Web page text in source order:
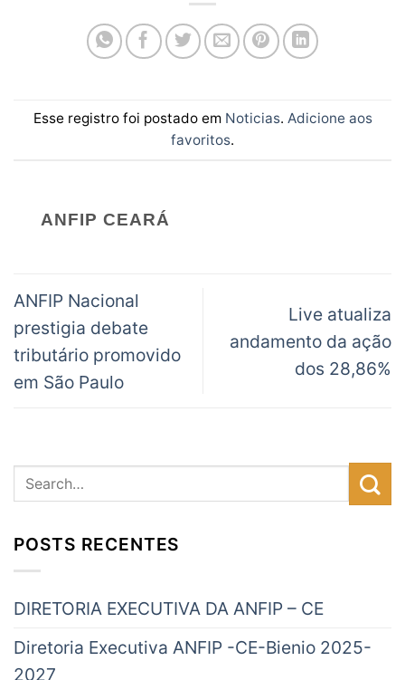
Esse registro foi postado em Noticias. Adicione aos
favoritos.
ANFIP CEARÁ
ANFIP Nacional
prestigia debate
tributário promovido
em São Paulo
Live atualiza
andamento da ação
dos 28,86%
POSTS RECENTES
DIRETORIA EXECUTIVA DA ANFIP – CE
Diretoria Executiva ANFIP -CE-Bienio 2025-
2027